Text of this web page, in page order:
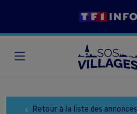
Retour à la liste des annonces